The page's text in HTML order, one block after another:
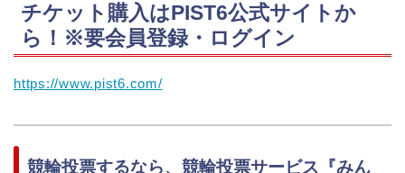
チケット購入はPIST6公式サイトか
ら！※要会員登録・ログイン
https://www.pist6.com/
競輪投票するなら、競輪投票サービス『みん